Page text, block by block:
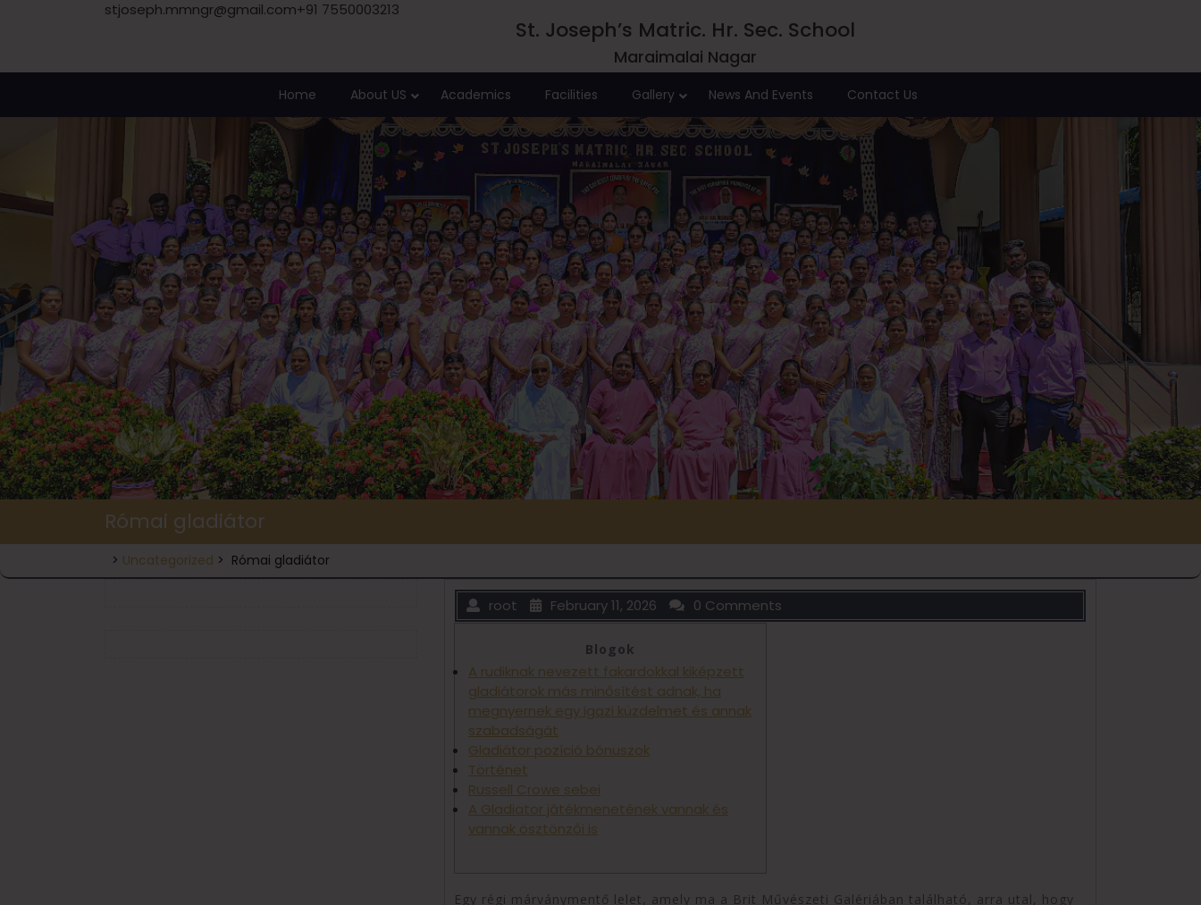
stjoseph.mmngr@gmail.com+91 7550003213
St. Joseph’s Matric. Hr. Sec. School
Maraimalai Nagar
Home About US Academics Facilities Gallery News And Events Contact Us
Római gladiátor
> Uncategorized > Római gladiátor
root February 11, 2026 0 Comments
Blogok
A rudiknak nevezett fakardokkal kiképzett
gladiátorok más minősítést adnak, ha
megnyernek egy igazi küzdelmet és annak
szabadságát
Gladiátor pozíció bónuszok
Történet
Russell Crowe sebei
A Gladiator játékmenetének vannak és
vannak ösztönzői is
Egy régi márványmentő lelet, amely ma a Brit Művészeti Galériában található, arra utal, hogy